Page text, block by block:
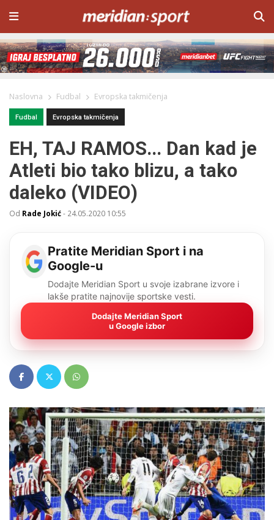
Naslovna Fudbal Evropska takmičenja
Fudbal Evropska takmičenja
EH, TAJ RAMOS... Dan kad je
Atleti bio tako blizu, a tako
daleko (VIDEO)
Od Rade Jokić- 24.05.2020 10:55
Pratite Meridian Sport i na
Google-u
Dodajte Meridian Sport u svoje izabrane izvore i
lakše pratite najnovije sportske vesti.
Dodajte Meridian Sport
u Google izbor